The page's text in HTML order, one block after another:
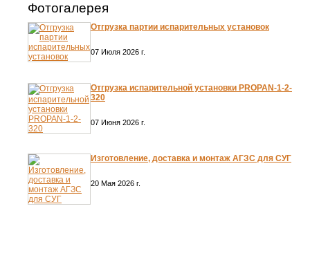
Фотогалерея
Отгрузка партии испарительных установок
07 Июля 2026 г.
Отгрузка испарительной установки PROPAN-1-2-
320
07 Июня 2026 г.
Изготовление, доставка и монтаж АГЗС для СУГ
20 Мая 2026 г.